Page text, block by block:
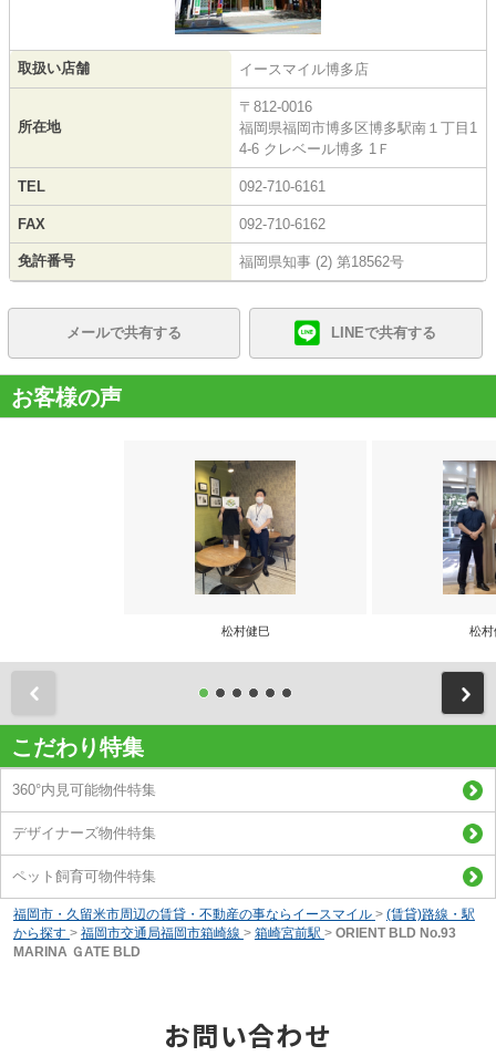
取扱い店舗 イースマイル博多店
所在地
〒812-0016
福岡県福岡市博多区博多駅南１丁目1
4-6 クレベール博多 1Ｆ
TEL 092-710-6161
FAX 092-710-6162
免許番号 福岡県知事 (2) 第18562号
メールで共有する LINEで共有する
お客様の声
松村健巳 松村
こだわり特集
360°内見可能物件特集
デザイナーズ物件特集
ペット飼育可物件特集
福岡市・久留米市周辺の賃貸・不動産の事ならイースマイル > (賃貸)路線・駅
から探す > 福岡市交通局福岡市箱崎線 > 箱崎宮前駅 > ORIENT BLD No.93
MARINA ＧATE BLD
お問い合わせ